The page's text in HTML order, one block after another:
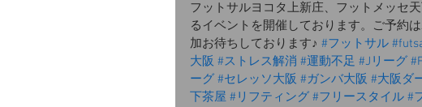
フットサルヨコタ上新庄、フットメッセ
るイベントを開催しております。ご予約
加お待ちしております♪ #フットサル
大阪 #ストレス解消 #運動不足 #Jリーグ
ーグ #セレッソ大阪 #ガンバ大阪 #大阪ダ
下茶屋 #リフティング #フリースタイル #